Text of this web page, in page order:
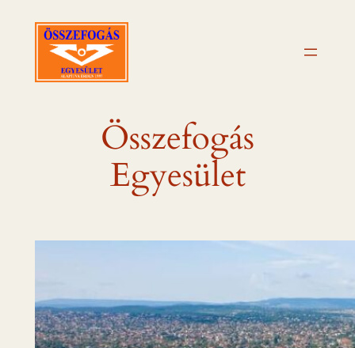
tartalomhoz
Összefogás
Egyesület